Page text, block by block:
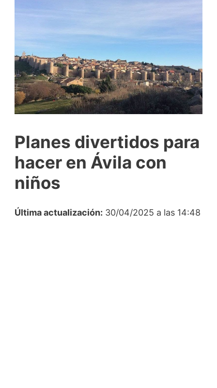
Planes divertidos para
hacer en Ávila con
niños
Última actualización: 30/04/2025 a las 14:48